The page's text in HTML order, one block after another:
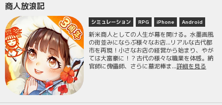
商人放浪記
シミュレーション RPG iPhone Android
新米商人としての人生が幕を開ける。水墨画風
の街並みにならぶ様々なお店...リアルな古代都
市を再現！小さなお店の経営から始まり、やが
ては大富豪に！？古代の様々な職業を体感。納
官師に傀儡師、さらに墓泥棒ま...詳細を見る